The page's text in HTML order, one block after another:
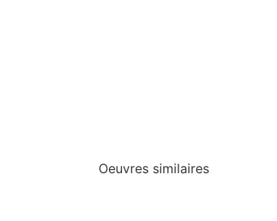
Oeuvres similaires